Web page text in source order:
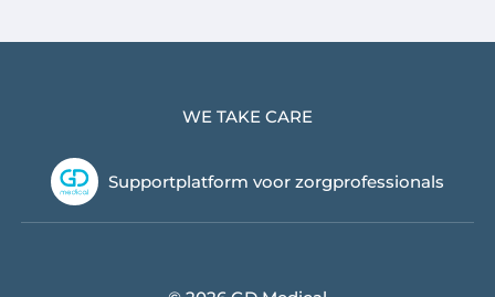
Supportplatform voor zorgprofessionals
WE TAKE CARE